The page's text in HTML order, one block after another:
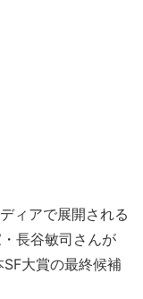
ィアで展開される
・長谷敏司さんが
大賞の最終候補